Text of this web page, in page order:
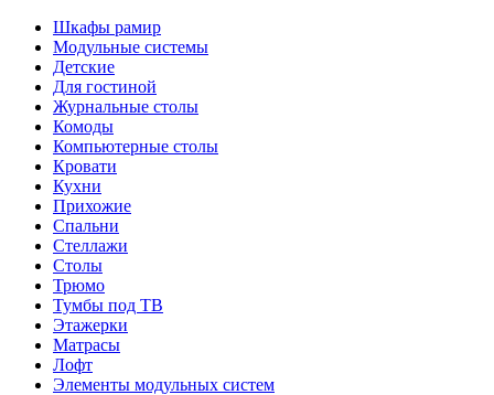
Шкафы рамир
Модульные системы
Детские
Для гостиной
Журнальные столы
Комоды
Компьютерные столы
Кровати
Кухни
Прихожие
Спальни
Стеллажи
Столы
Трюмо
Тумбы под ТВ
Этажерки
Матрасы
Лофт
Элементы модульных систем